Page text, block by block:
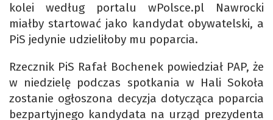
kolei według portalu wPolsce.pl Nawrocki
miałby startować jako kandydat obywatelski, a
PiS jedynie udzieliłoby mu poparcia.
Rzecznik PiS Rafał Bochenek powiedział PAP, że
w niedzielę podczas spotkania w Hali Sokoła
zostanie ogłoszona decyzja dotycząca poparcia
bezpartyjnego kandydata na urząd prezydenta